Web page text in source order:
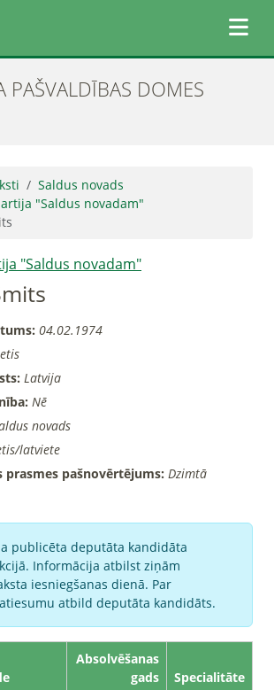
DOMES
Saldus novads
"Saldus novadam"
"Saldus novadam"
04.02.1974
Latvija
Nē
novads
latviete
prasmes pašnovērtējums: Dzimtā
publicēta deputāta kandidāta
Informācija atbilst ziņām
iesniegšanas dienā. Par
atbild deputāta kandidāts.
Absolvēšanas
gads
Specialitāte